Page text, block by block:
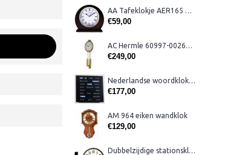
AA Tafeklokje AER165 noten
€59,00
AC Hermle 60997-00261 wandklok
€249,00
Nederlandse woordklok zwart AMS 1265
€177,00
AM 964 eiken wandklok
€129,00
Dubbelzijdige stationsklok metaal 1879